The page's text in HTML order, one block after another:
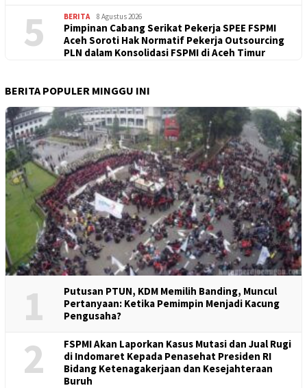
5 BERITA 8 Agustus 2026
Pimpinan Cabang Serikat Pekerja SPEE FSPMI
Aceh Soroti Hak Normatif Pekerja Outsourcing
PLN dalam Konsolidasi FSPMI di Aceh Timur
BERITA POPULER MINGGU INI
1
Putusan PTUN, KDM Memilih Banding, Muncul
Pertanyaan: Ketika Pemimpin Menjadi Kacung
Pengusaha?
2
FSPMI Akan Laporkan Kasus Mutasi dan Jual Rugi
di Indomaret Kepada Penasehat Presiden RI
Bidang Ketenagakerjaan dan Kesejahteraan
Buruh